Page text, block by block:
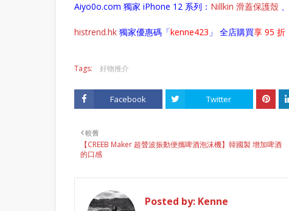
Aiyo0o.com 獨家 iPhone 12 系列： Nillkin 滑蓋保護殼 、
histrend.hk 獨家優惠碼「kenne423 」 全店購買享 95 折
Tags: 好物推介
Facebook Twitter
較舊
【CREEB Maker 超聲波振動便攜啤酒泡沫機】韓國製 增加啤酒
的口感
Posted by: Kenne